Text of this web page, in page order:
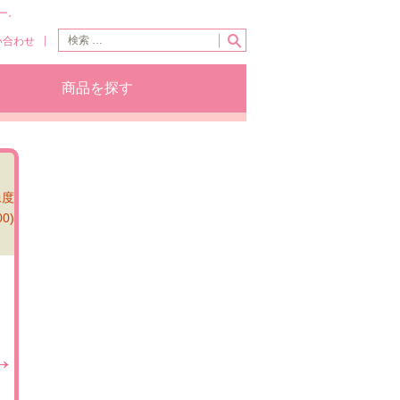
。
合わせ
商品を探す